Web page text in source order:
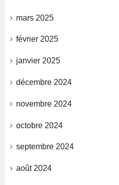
mars 2025
février 2025
janvier 2025
décembre 2024
novembre 2024
octobre 2024
septembre 2024
août 2024